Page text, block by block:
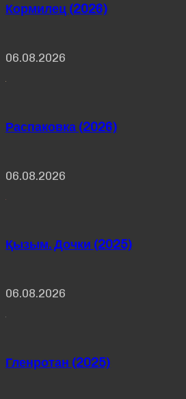
Кормилец (2026)
06.08.2026
Распаковка (2026)
06.08.2026
Қызым. Дочки (2025)
06.08.2026
Гленротан (2025)